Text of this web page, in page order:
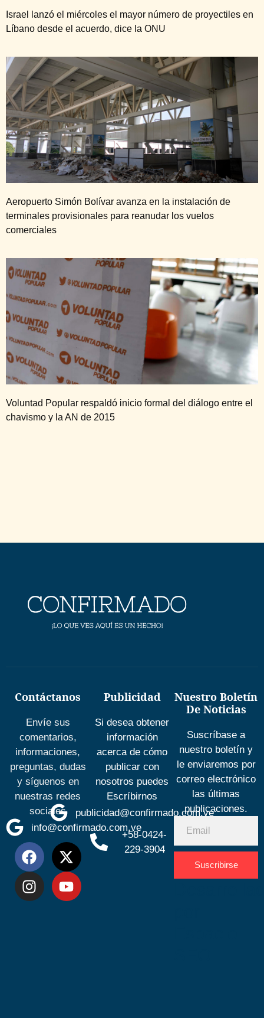
Israel lanzó el miércoles el mayor número de proyectiles en
Líbano desde el acuerdo, dice la ONU
Aeropuerto Simón Bolívar avanza en la instalación de
terminales provisionales para reanudar los vuelos
comerciales
Voluntad Popular respaldó inicio formal del diálogo entre el
chavismo y la AN de 2015
Contáctanos
Envíe sus
comentarios,
informaciones,
preguntas, dudas
y síguenos en
nuestras redes
sociales
info@confirmado.com.ve
Publicidad
Si desea obtener
información
acerca de cómo
publicar con
nosotros puedes
Escríbirnos
publicidad@confirmado.com.ve
+58-0424-
229-3904
Nuestro Boletín
De Noticias
Suscríbase a
nuestro boletín y
le enviaremos por
correo electrónico
las últimas
publicaciones.
Suscribirse